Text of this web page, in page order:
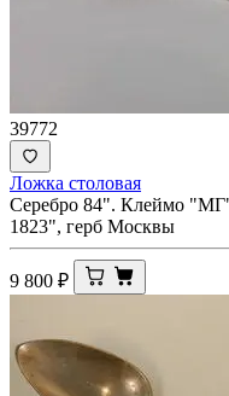
39772
Ложка столовая
Серебро 84". Клеймо
1823", герб Москвы
9 800 ₽